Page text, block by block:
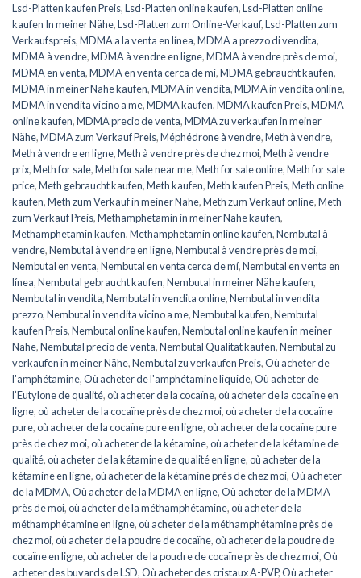
Lsd-Platten kaufen Preis,Lsd-Platten online kaufen,Lsd-Platten online
kaufen In meiner Nähe,Lsd-Platten zum Online-Verkauf,Lsd-Platten zum
Verkaufspreis,MDMA a la venta en línea,MDMA a prezzo di vendita,
MDMA à vendre,MDMA à vendre en ligne,MDMA à vendre près de moi,
MDMA en venta,MDMA en venta cerca de mí,MDMA gebraucht kaufen,
MDMA in meiner Nähe kaufen,MDMA in vendita,MDMA in vendita online,
MDMA in vendita vicino a me,MDMA kaufen,MDMA kaufen Preis,MDMA
online kaufen,MDMA precio de venta,MDMA zu verkaufen in meiner
Nähe,MDMA zum Verkauf Preis,Méphédrone à vendre,Meth à vendre,
Meth à vendre en ligne,Meth à vendre près de chez moi,Meth à vendre
prix,Meth for sale,Meth for sale near me,Meth for sale online,Meth for sale
price,Meth gebraucht kaufen,Meth kaufen,Meth kaufen Preis,Meth online
kaufen,Meth zum Verkauf in meiner Nähe,Meth zum Verkauf online,Meth
zum Verkauf Preis,Methamphetamin in meiner Nähe kaufen,
Methamphetamin kaufen,Methamphetamin online kaufen,Nembutal à
vendre,Nembutal à vendre en ligne,Nembutal à vendre près de moi,
Nembutal en venta,Nembutal en venta cerca de mí,Nembutal en venta en
línea,Nembutal gebraucht kaufen,Nembutal in meiner Nähe kaufen,
Nembutal in vendita,Nembutal in vendita online,Nembutal in vendita
prezzo,Nembutal in vendita vicino a me,Nembutal kaufen,Nembutal
kaufen Preis,Nembutal online kaufen,Nembutal online kaufen in meiner
Nähe,Nembutal precio de venta,Nembutal Qualität kaufen,Nembutal zu
verkaufen in meiner Nähe,Nembutal zu verkaufen Preis,Où acheter de
l'amphétamine,Où acheter de l'amphétamine liquide,Où acheter de
l’Eutylone de qualité,où acheter de la cocaïne,où acheter de la cocaïne en
ligne,où acheter de la cocaïne près de chez moi,où acheter de la cocaïne
pure,où acheter de la cocaïne pure en ligne,où acheter de la cocaïne pure
près de chez moi,où acheter de la kétamine,où acheter de la kétamine de
qualité,où acheter de la kétamine de qualité en ligne,où acheter de la
kétamine en ligne,où acheter de la kétamine près de chez moi,Où acheter
de la MDMA,Où acheter de la MDMA en ligne,Où acheter de la MDMA
près de moi,où acheter de la méthamphétamine,où acheter de la
méthamphétamine en ligne,où acheter de la méthamphétamine près de
chez moi,où acheter de la poudre de cocaïne,où acheter de la poudre de
cocaïne en ligne,où acheter de la poudre de cocaïne près de chez moi,Où
acheter des buvards de LSD,Où acheter des cristaux A-PVP,Où acheter